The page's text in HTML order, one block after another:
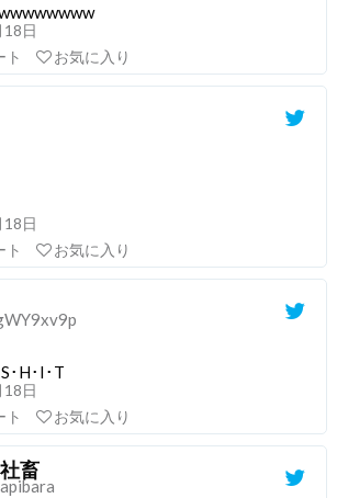
日
ト お気に入り
日
ト お気に入り
･H･I･T
日
ト お気に入り
畜